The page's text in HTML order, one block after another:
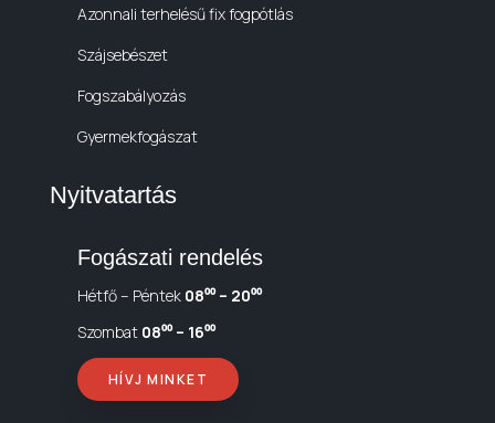
Azonnali terhelésű fix fogpótlás
Szájsebészet
Fogszabályozás
Gyermekfogászat
Nyitvatartás
Fogászati rendelés
Hétfő – Péntek 08⁰⁰ – 20⁰⁰
Szombat 08⁰⁰ – 16⁰⁰
HÍVJ MINKET